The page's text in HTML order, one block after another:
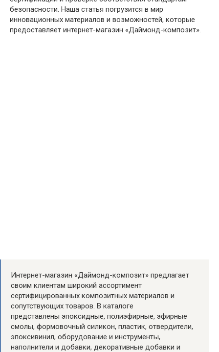
безопасности. Наша статья погрузится в мир
инновационных материалов и возможностей, которые
предоставляет интернет-магазин «Даймонд-композит».
Интернет-магазин «Даймонд-композит» предлагает
своим клиентам широкий ассортимент
сертифицированных композитных материалов и
сопутствующих товаров. В каталоге
представлены эпоксидные, полиэфирные, эфирные
смолы, формовочный силикон, пластик, отвердители,
эпоксивинил, оборудование и инструменты,
наполнители и добавки, декоративные добавки и